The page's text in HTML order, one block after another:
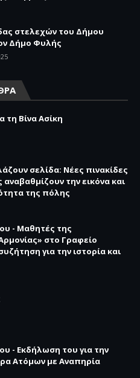
στελεχών του Δήμου
Δήμο Φυλής
τη Βίνα Ασίκη
σελίδα: Νέες πινακίδες
την εικόνα και
της πόλης
- Μαθητές της
στο Γραφείο
για την ιστορία και
- Εκδήλωση του για την
Ατόμων με Αναπηρία